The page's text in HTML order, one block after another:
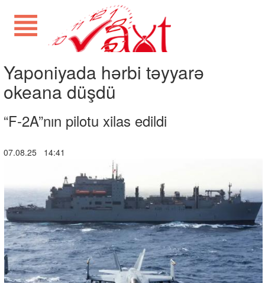
Yaponiyada hərbi təyyarə
okeana düşdü
“F-2A”nın pilotu xilas edildi
07.08.25 14:41